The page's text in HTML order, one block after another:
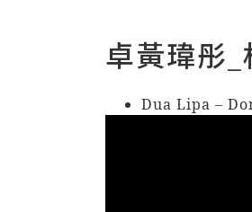
卓黃瑋彤
Dua Lipa –